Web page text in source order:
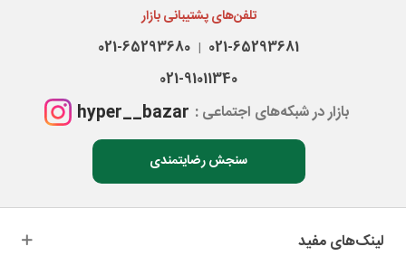
تلفن‌های پشتیبانی بازار
021-65293681
|
021-65293680
021-91011340
بازار در شبکه‌های اجتماعی : hyper__bazar
سنجش رضایتمندی
لینک‌های مفید